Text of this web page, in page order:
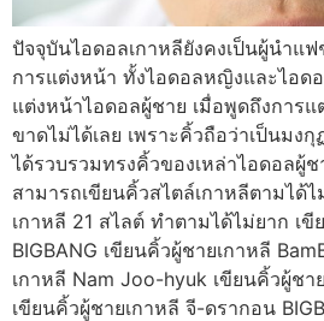
ปัจจุบันไอดอลเกาหลียังคงเป็นผู้นำแฟ
การแต่งหน้า ทั้งไอดอลหญิงและไอด
แต่งหน้าไอดอลผู้ชาย เมื่อพูดถึงการ
ขาดไม่ได้เลย เพราะคิ้วถือว่าเป็นมง
ได้รวบรวมทรงคิ้วของเหล่าไอดอลผู้
สามารถเขียนคิ้วสไตล์เกาหลีตามได้
เกาหลี 21 สไลต์ ทำตามได้ไม่ยาก เขี
BIGBANG เขียนคิ้วผู้ชายเกาหลี
เกาหลี Nam Joo-hyuk เขียนคิ้วผู้ชา
เขียนคิ้วผู้ชายเกาหลี จี-ดรากอน